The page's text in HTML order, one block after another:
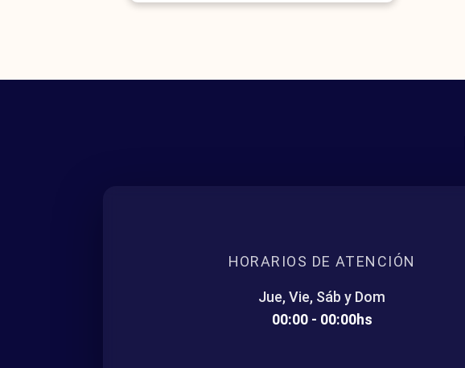
HORARIOS DE ATENCIÓN
Jue, Vie, Sáb y Dom
00:00 - 00:00hs